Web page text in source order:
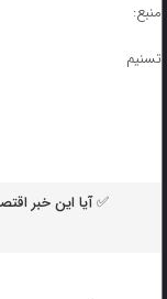
منبع:
تسنیم
✅ آیا این خبر